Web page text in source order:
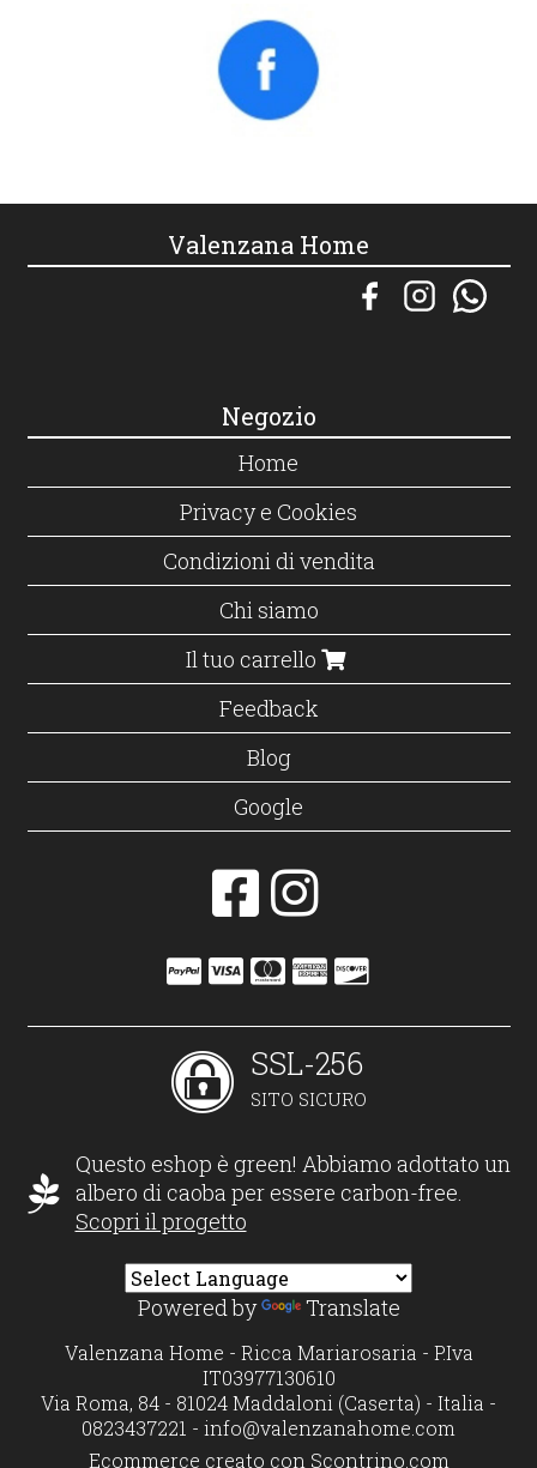
Valenzana Home
Negozio
Home
Privacy e Cookies
Condizioni di vendita
Chi siamo
Il tuo carrello
Feedback
Blog
Google
SSL-256
SITO SICURO
Questo eshop è green! Abbiamo adottato un
albero di caoba per essere carbon-free.
Scopri il progetto
Powered by Translate
Valenzana Home - Ricca Mariarosaria - P.Iva
IT03977130610
Via Roma, 84 - 81024 Maddaloni (Caserta) - Italia -
0823437221 - info@valenzanahome.com
Ecommerce creato con Scontrino.com